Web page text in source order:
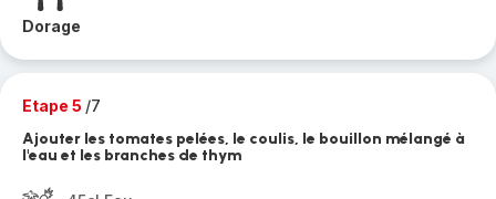
Dorage
Etape 5 /7
Ajouter les tomates pelées, le coulis, le bouillon mélangé à
l'eau et les branches de thym